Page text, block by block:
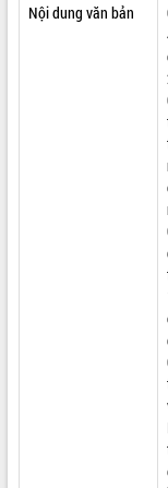
Nội dung văn bản